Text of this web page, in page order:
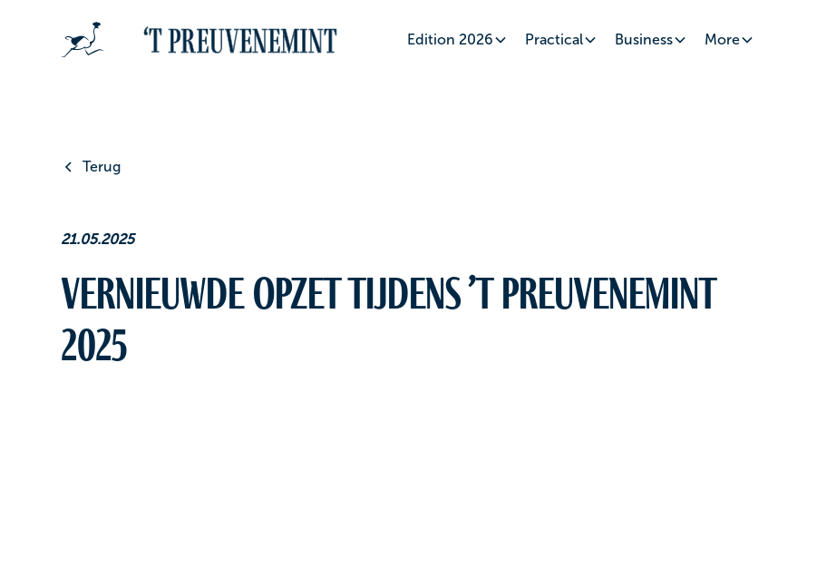
Edition 2026 Practical Business More
Terug
21.05.2025
Vernieuwde opzet tijdens ’t Preuvenemint
2025